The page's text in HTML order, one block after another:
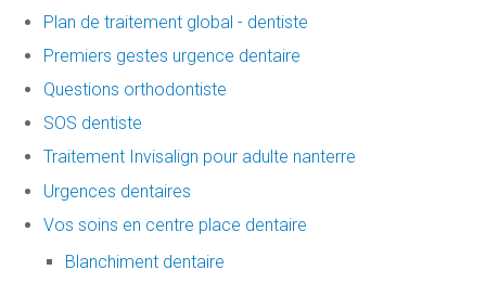
Plan de traitement global - dentiste
Premiers gestes urgence dentaire
Questions orthodontiste
SOS dentiste
Traitement Invisalign pour adulte nanterre
Urgences dentaires
Vos soins en centre place dentaire
Blanchiment dentaire